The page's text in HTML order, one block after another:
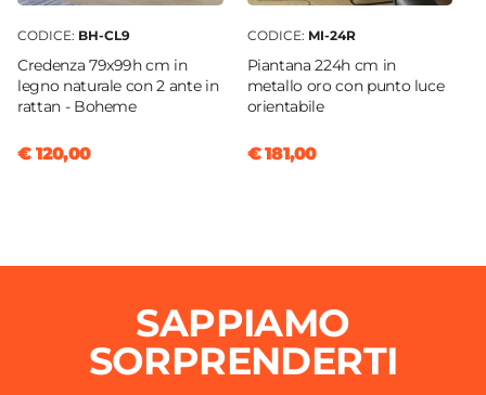
CODICE: BH-CL9
Credenza 79x99h cm in
legno naturale con 2 ante in
rattan - Boheme
€ 120,00
CODICE: MI-24R
Piantana 224h cm in
metallo oro con punto luce
orientabile
€ 181,00
SAPPIAMO
SORPRENDERTI